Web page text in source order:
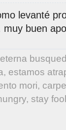
levanté
muy buen
estamos
mori,
stay